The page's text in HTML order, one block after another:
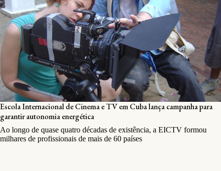
Escola Internacional de Cinema e TV em Cuba lança campanha para
garantir autonomia energética
Ao longo de quase quatro décadas de existência, a EICTV formou
milhares de profissionais de mais de 60 países